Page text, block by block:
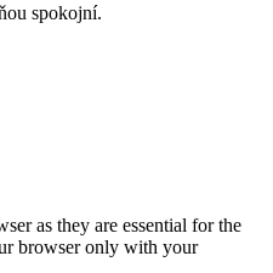
spokojní.
as they are essential for the
browser only with your